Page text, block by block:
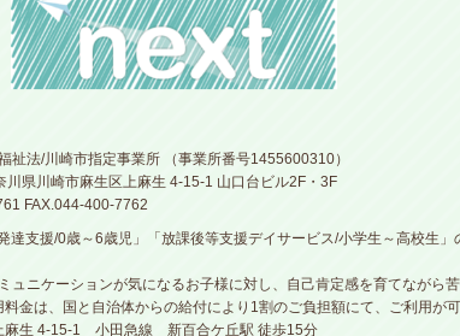
祉法/川崎市指定事業所 （事業所番号1455600310）
川県川崎市麻生区上麻生 4-15-1 山口台ビル2F・3F
FAX.044-400-7762
達支援/0歳～6歳児」「放課後等支援デイサービス/小学生～高校生
ュニケーションが気になるお子様に対し、自己肯定感を育てながら
料金は、国と自治体からの給付により1割のご負担額にて、ご利用が
麻生 4-15-1 小田急線 新百合ケ丘駅 徒歩15分